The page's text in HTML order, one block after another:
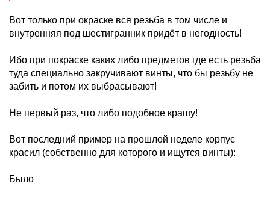
Вот только при окраске вся резьба в том числе и
внутренняя под шестигранник придёт в негодность!
Ибо при покраске каких либо предметов где есть резьба
туда специально закручивают винты, что бы резьбу не
забить и потом их выбрасывают!
Не первый раз, что либо подобное крашу!
Вот последний пример на прошлой неделе корпус
красил (собственно для которого и ищутся винты):
Было